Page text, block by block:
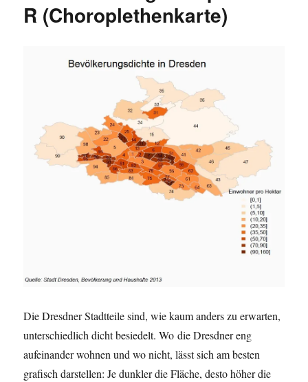
R (Choroplethenkarte)
Die Dresdner Stadtteile sind, wie kaum anders zu erwarten,
unterschiedlich dicht besiedelt. Wo die Dresdner eng
aufeinander wohnen und wo nicht, lässt sich am besten
grafisch darstellen: Je dunkler die Fläche, desto höher die